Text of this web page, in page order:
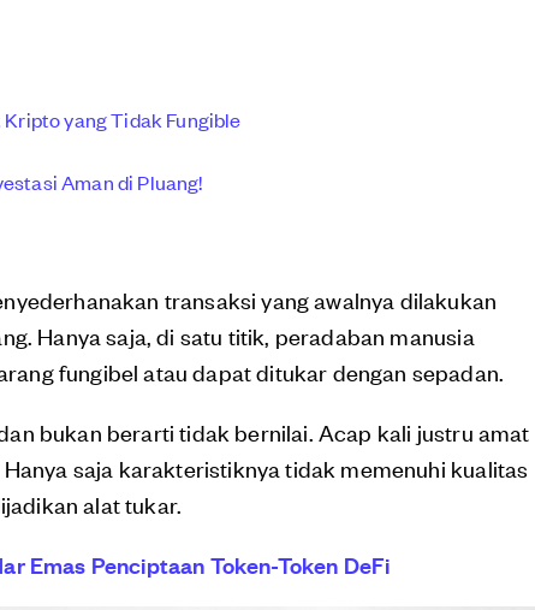
yang Tidak Fungible
Aman di Pluang!
transaksi yang awalnya dilakukan
Hanya saja, di satu titik, peradaban manusia
fungibel atau dapat ditukar dengan sepadan.
bukan berarti tidak bernilai. Acap kali justru amat
saja karakteristiknya tidak memenuhi kualitas
alat tukar.
Emas Penciptaan Token-Token DeFi